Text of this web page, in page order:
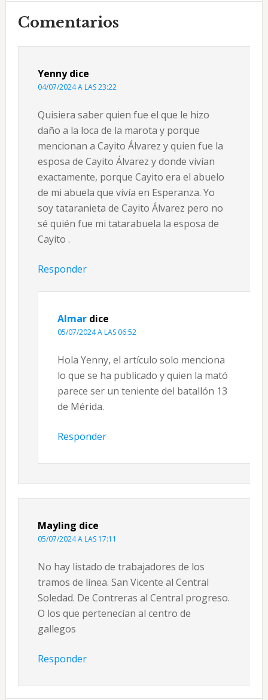
Interacciones
con
lectores
Comentarios
Yenny dice
04/07/2024 A LAS 23:22
Quisiera saber quien fue el que le hizo
daño a la loca de la marota y porque
mencionan a Cayito Álvarez y quien fue la
esposa de Cayito Álvarez y donde vivían
exactamente, porque Cayito era el abuelo
de mi abuela que vivía en Esperanza. Yo
soy tataranieta de Cayito Álvarez pero no
sé quién fue mi tatarabuela la esposa de
Cayito .
Responder
Almar dice
05/07/2024 A LAS 06:52
Hola Yenny, el artículo solo menciona
lo que se ha publicado y quien la mató
parece ser un teniente del batallón 13
de Mérida.
Responder
Mayling dice
05/07/2024 A LAS 17:11
No hay listado de trabajadores de los
tramos de línea. San Vicente al Central
Soledad. De Contreras al Central progreso.
O los que pertenecían al centro de
gallegos
Responder